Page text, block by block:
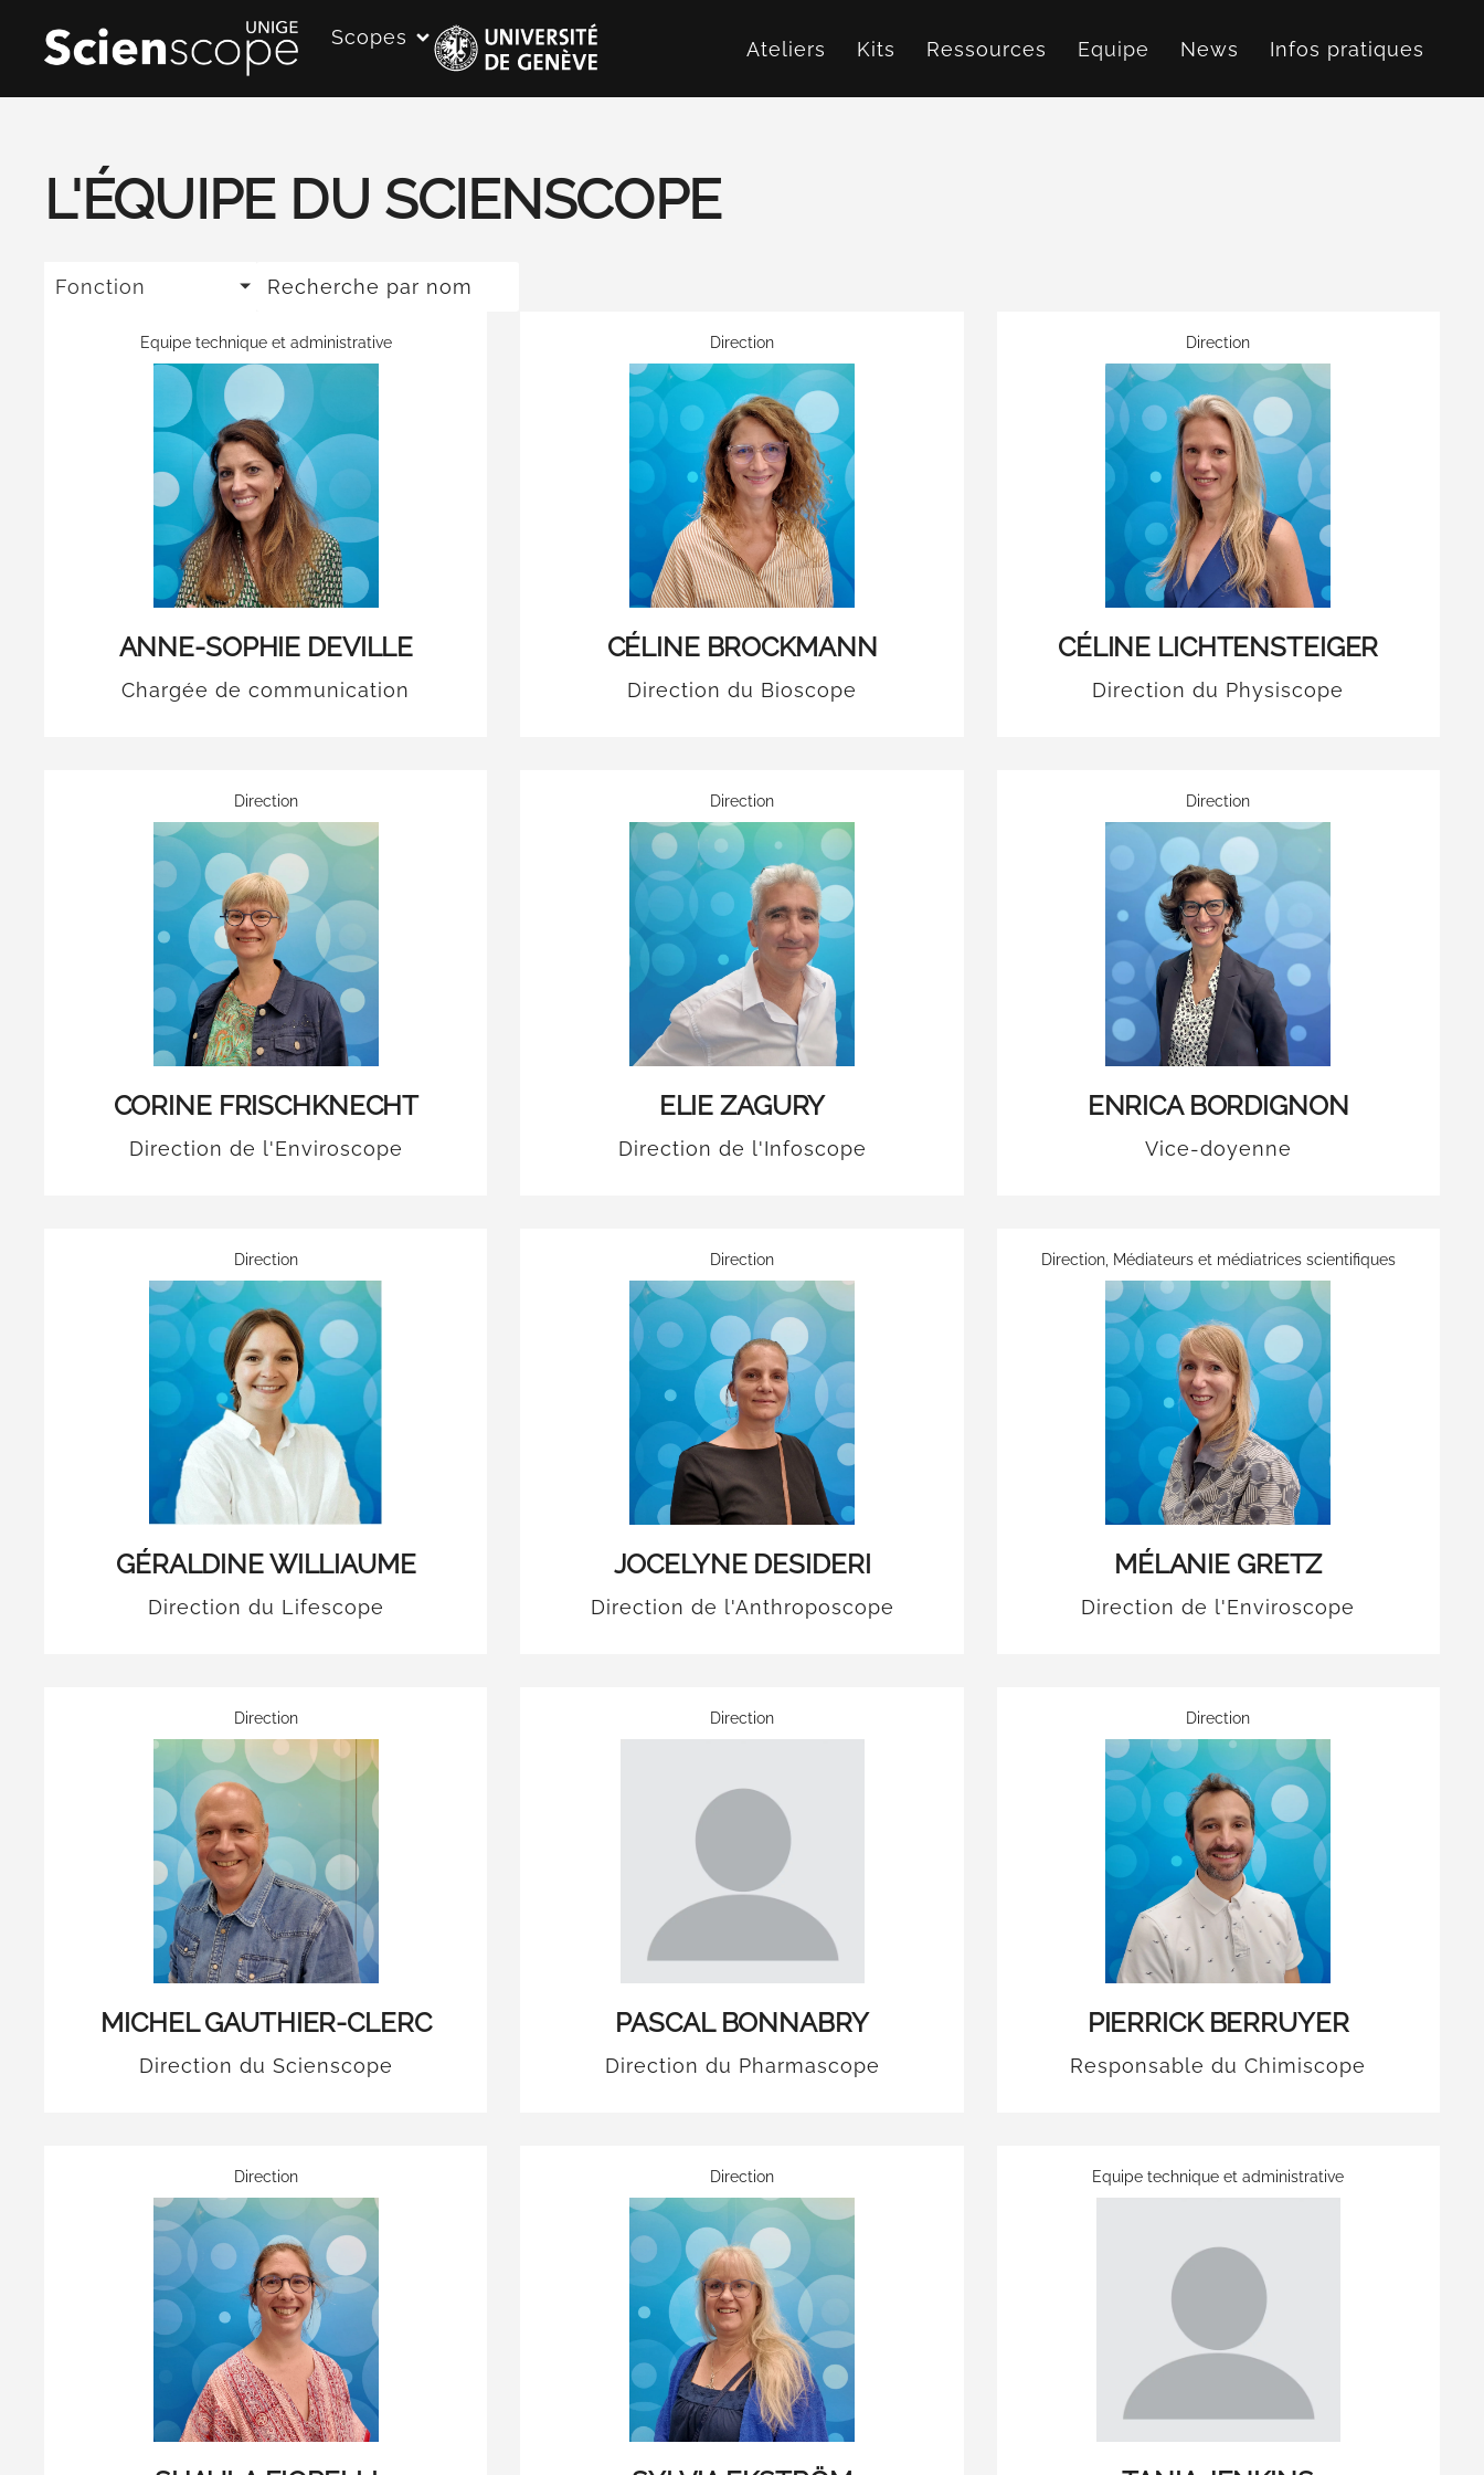
Scopes Ateliers Kits Ressources Equipe News Infos pratiques
L'ÉQUIPE DU SCIENSCOPE
Fonction
Equipe technique et administrative
ANNE-SOPHIE DEVILLE
Chargée de communication
Direction
CÉLINE BROCKMANN
Direction du Bioscope
Direction
CÉLINE LICHTENSTEIGER
Direction du Physiscope
Direction
CORINE FRISCHKNECHT
Direction de l'Enviroscope
Direction
ELIE ZAGURY
Direction de l'Infoscope
Direction
ENRICA BORDIGNON
Vice-doyenne
Direction
GÉRALDINE WILLIAUME
Direction du Lifescope
Direction
JOCELYNE DESIDERI
Direction de l'Anthroposcope
Direction, Médiateurs et médiatrices scientifiques
MÉLANIE GRETZ
Direction de l'Enviroscope
Direction
MICHEL GAUTHIER-CLERC
Direction du Scienscope
Direction
PASCAL BONNABRY
Direction du Pharmascope
Direction
PIERRICK BERRUYER
Responsable du Chimiscope
Direction Direction Equipe technique et administrative